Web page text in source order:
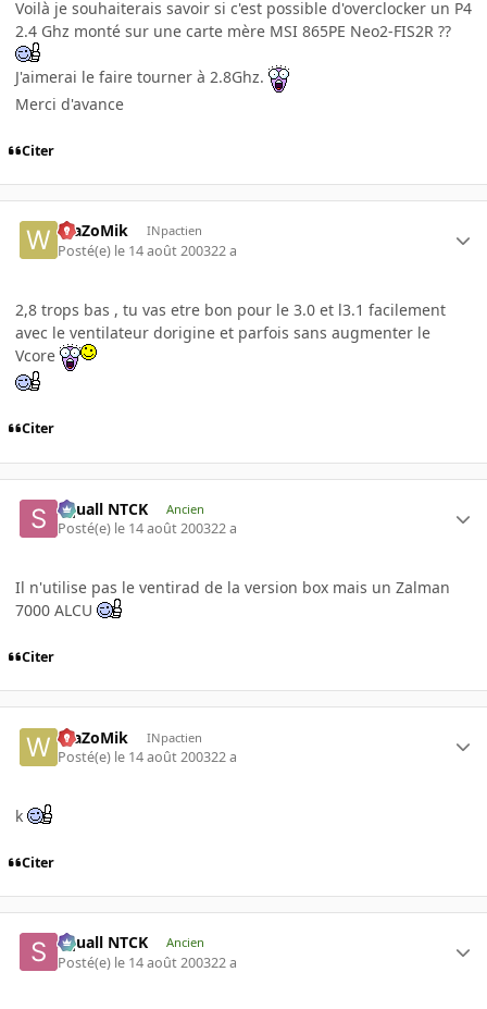
Voilà je souhaiterais savoir si c'est possible d'overclocker un P4
2.4 Ghz monté sur une carte mère MSI 865PE Neo2-FIS2R ??
J'aimerai le faire tourner à 2.8Ghz.
Merci d'avance
Citer
WaZoMik INpactien
Posté(e) le 14 août 200322 a
2,8 trops bas , tu vas etre bon pour le 3.0 et l3.1 facilement
avec le ventilateur dorigine et parfois sans augmenter le
Vcore
Citer
Squall NTCK Ancien
Posté(e) le 14 août 200322 a
Il n'utilise pas le ventirad de la version box mais un Zalman
7000 ALCU
Citer
WaZoMik INpactien
Posté(e) le 14 août 200322 a
k
Citer
Squall NTCK Ancien
Posté(e) le 14 août 200322 a